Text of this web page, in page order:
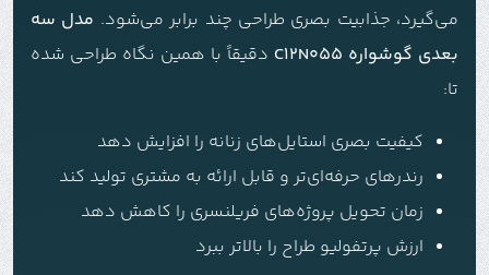
می‌گیرد، جذابیت بصری طراحی چند برابر می‌شود. مدل سه
بعدی گوشواره C12N055
دقیقاً با همین نگاه طراحی شده
تا:
کیفیت بصری استایل‌های زنانه را افزایش دهد
رندرهای حرفه‌ای‌تر و قابل ارائه به مشتری تولید کند
زمان تحویل پروژه‌های فریلنسری را کاهش دهد
ارزش پرتفولیو طراح را بالاتر ببرد